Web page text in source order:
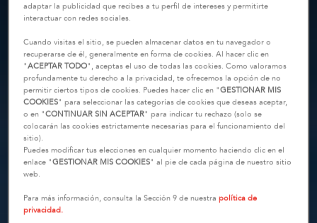
adaptar la publicidad que recibes a tu perfil de intereses y permitirte
interactuar con redes sociales.
Cuando visitas el sitio, se pueden almacenar datos en tu navegador o
recuperarse de él, generalmente en forma de cookies. Al hacer clic en
"ACEPTAR TODO", aceptas el uso de todas las cookies. Como valoramos
profundamente tu derecho a la privacidad, te ofrecemos la opción de no
permitir ciertos tipos de cookies. Puedes hacer clic en "GESTIONAR MIS
COOKIES" para seleccionar las categorías de cookies que deseas aceptar,
o en "CONTINUAR SIN ACEPTAR" para indicar tu rechazo (solo se
colocarán las cookies estrictamente necesarias para el funcionamiento del
sitio).
Puedes modificar tus elecciones en cualquier momento haciendo clic en el
enlace "GESTIONAR MIS COOKIES" al pie de cada página de nuestro sitio
web.
Para más información, consulta la Sección 9 de nuestrapolítica de
privacidad.